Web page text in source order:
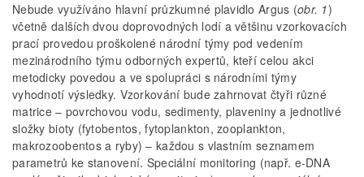
Nebude využíváno hlavní průzkumné plavidlo Argus (obr. 1)
včetně dalších dvou doprovodných lodí a většinu vzorkovacích
prací provedou proškolené národní týmy pod vedením
mezinárodního týmu odborných expertů, kteří celou akci
metodicky povedou a ve spolupráci s národními týmy
vyhodnotí výsledky. Vzorkování bude zahrnovat čtyři různé
matrice – povrchovou vodu, sedimenty, plaveniny a jednotlivé
složky bioty (fytobentos, fytoplankton, zooplankton,
makrozoobentos a ryby) – každou s vlastním seznamem
parametrů ke stanovení. Speciální monitoring (např. e-DNA